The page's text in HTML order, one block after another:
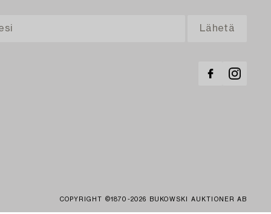
COPYRIGHT ©1870-2026 BUKOWSKI AUKTIONER AB